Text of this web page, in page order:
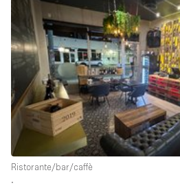
Container
Fiera/festival
Galleria d'arte
Hall
Imbarcazione
Magazzino
Negozio in centro commerciale
Ristorante/bar/caffè
∙